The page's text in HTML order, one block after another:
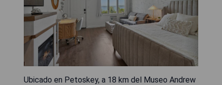
Ubicado en Petoskey, a 18 km del Museo Andrew